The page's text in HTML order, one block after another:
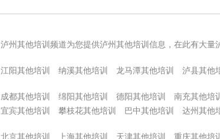
泸州其他培训频道为您提供泸州其他培训信息，在此有大量
江阳其他培训 纳溪其他培训 龙马潭其他培训 泸县其他
成都其他培训 绵阳其他培训 德阳其他培训 南充其他培训
宜宾其他培训
攀枝花其他培训 巴中其他培训 达州其他
北京其他培训 上海其他培训 天津其他培训 重庆其他培训